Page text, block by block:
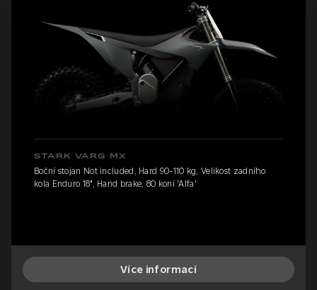
STARK VARG MX
Boční stojan Not included, Hard 90-110 kg, Velikost zadního
kola Enduro 18", Hand brake, 80 koní 'Alfa'
Více informací